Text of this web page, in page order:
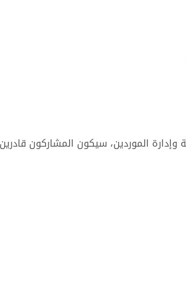
وإدارة الموردين، سيكون المشاركون